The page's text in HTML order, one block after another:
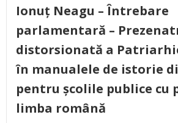
Ionuț Neagu – Întrebare
parlamentară –
distorsionată a
în manualele de istorie
pentru școlile publice cu
limba română